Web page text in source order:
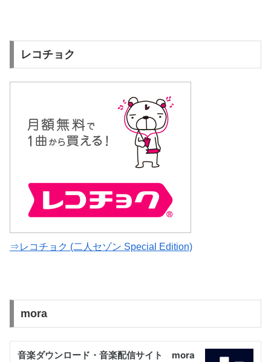
レコチョク
⇒レコチョク (二人セゾン Special Edition)
mora